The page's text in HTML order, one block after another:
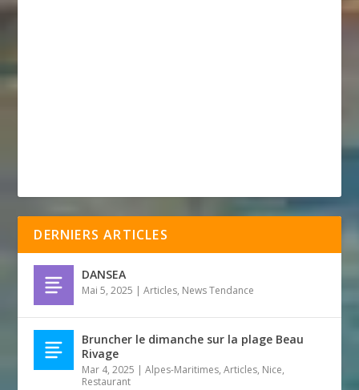
DERNIERS ARTICLES
DANSEA
Mai 5, 2025 |Articles, News Tendance
Bruncher le dimanche sur la plage Beau
Rivage
Mar 4, 2025 |Alpes-Maritimes,Articles, Nice,
Restaurant